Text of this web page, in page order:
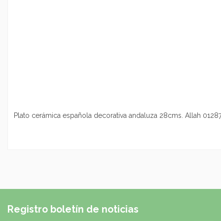
Plato cerámica española decorativa andaluza 28cms. Allah
Registro boletín de noticias